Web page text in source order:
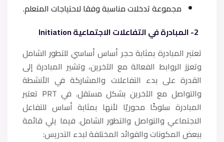
مجموعة تدخلات مناسبة وفقا لاحتياجات المتعلم.
تعتبر المبادرة بمثابة حجر أساس أساسي للتطور الشامل
وتعزز الروابط الفعالة مع الآخرين، وتشير المبادرة إلى
القدرة على بدء التفاعلات والمشاركة في الأنشطة
والتواصل مع الآخرين بشكل مستقل. في PRT تعتبر
المبادرة سلوكًا محوريًا لأنها بمثابة أساس للتفاعل
الاجتماعي والتواصل والتطور الشامل. فيما يلي قائمة
ببعض المكونات والفوائد المختلفة لبدء التدريس: